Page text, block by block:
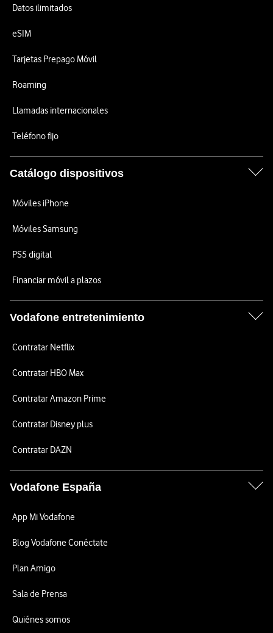
Datos ilimitados
eSIM
Tarjetas Prepago Móvil
Roaming
Llamadas internacionales
Teléfono fijo
Catálogo dispositivos
Móviles iPhone
Móviles Samsung
PS5 digital
Financiar móvil a plazos
Vodafone entretenimiento
Contratar Netflix
Contratar HBO Max
Contratar Amazon Prime
Contratar Disney plus
Contratar DAZN
Vodafone España
App Mi Vodafone
Blog Vodafone Conéctate
Plan Amigo
Sala de Prensa
Quiénes somos